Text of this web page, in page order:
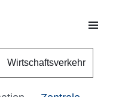
Wirtschaftsverkehr